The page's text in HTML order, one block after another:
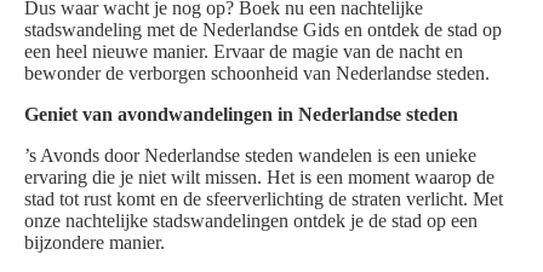
Dus waar wacht je nog op? Boek nu een nachtelijke
stadswandeling met de Nederlandse Gids en ontdek de stad op
een heel nieuwe manier. Ervaar de magie van de nacht en
bewonder de verborgen schoonheid van Nederlandse steden.
Geniet van avondwandelingen in Nederlandse steden
’s Avonds door Nederlandse steden wandelen is een unieke
ervaring die je niet wilt missen. Het is een moment waarop de
stad tot rust komt en de sfeerverlichting de straten verlicht. Met
onze nachtelijke stadswandelingen ontdek je de stad op een
bijzondere manier.